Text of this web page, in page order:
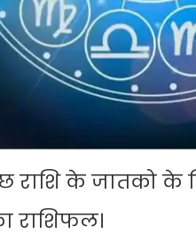
राशि के जातको
राशिफल।